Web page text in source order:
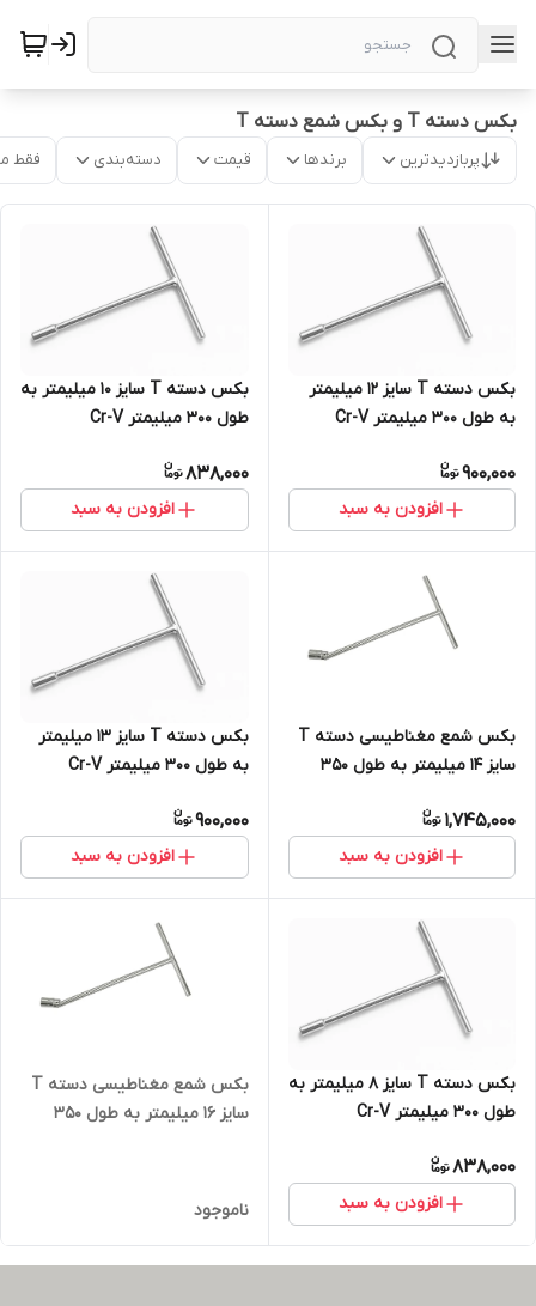
بکس دسته T و بکس شمع دسته T
پربازدیدترین برندها قیمت دسته‌بندی فقط
بکس دسته T سایز 12 میلیمتر
به طول 300 میلیمتر Cr-V
900,000
افزودن به سبد
بکس دسته T سایز 10 میلیمتر به
طول 300 میلیمتر Cr-V
838,000
افزودن به سبد
بکس شمع مغناطیسی دسته T
سایز 14 میلیمتر به طول 350
1,745,000
افزودن به سبد
بکس دسته T سایز 13 میلیمتر
به طول 300 میلیمتر Cr-V
900,000
افزودن به سبد
بکس دسته T سایز 8 میلیمتر به
طول 300 میلیمتر Cr-V
838,000
افزودن به سبد
بکس شمع مغناطیسی دسته T
سایز 16 میلیمتر به طول 350
ناموجود